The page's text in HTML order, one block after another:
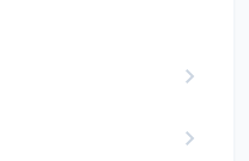
chevron_right
chevron_right